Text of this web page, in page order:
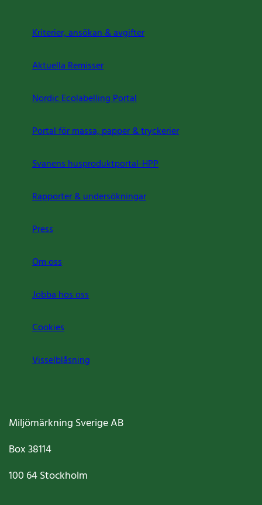
Kriterier, ansökan & avgifter
Aktuella Remisser
Nordic Ecolabelling Portal
Portal för massa, papper & tryckerier
Svanens husproduktportal-HPP
Rapporter & undersökningar
Press
Om oss
Jobba hos oss
Cookies
Visselblåsning
Miljömärkning Sverige AB
Box38114
100 64Stockholm